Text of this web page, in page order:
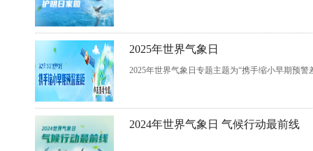
2025年世界气象日
2025年世界气象日专题主题为“携手缩小早期预警
2024年世界气象日 气候行动最前线